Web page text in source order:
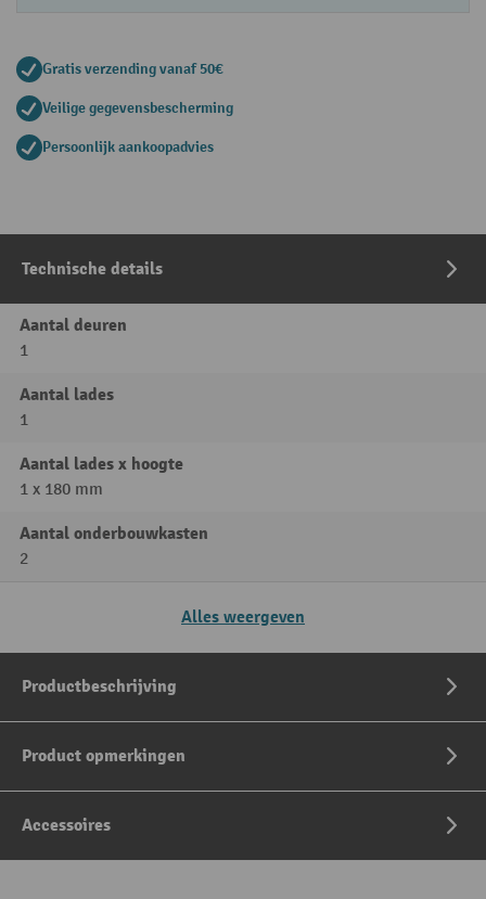
Gratis verzending vanaf 50€
Veilige gegevensbescherming
Persoonlijk aankoopadvies
Technische details
Aantal deuren
1
Aantal lades
1
Aantal lades x hoogte
1 x 180 mm
Aantal onderbouwkasten
2
Alles weergeven
Productbeschrijving
Product opmerkingen
Accessoires